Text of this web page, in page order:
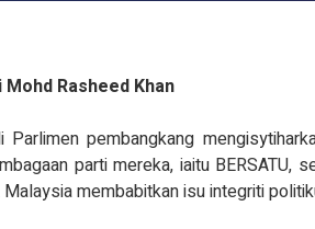
Rasheed Khan
Parlimen pembangkang
parti mereka, iaitu BERSATU,
membabitkan isu integriti